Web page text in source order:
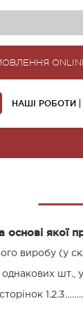
НАШІ РОБОТИ
основі якої
виробу (у
шт.,